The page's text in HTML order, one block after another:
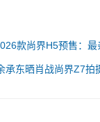
款尚界H5预售：
承东晒肖战尚界Z7拍